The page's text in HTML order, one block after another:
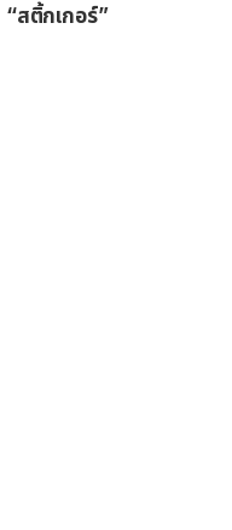
“สติ้กเกอร์”